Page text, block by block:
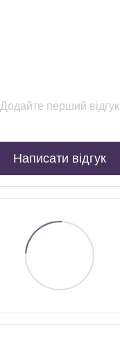
Додайте перший відгук
Написати відгук